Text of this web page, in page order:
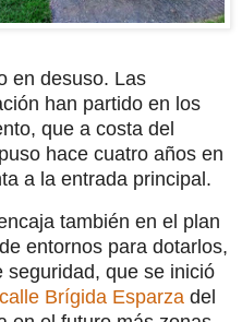
en desuso. Las
han partido en los
que a costa del
hace cuatro años en
a la entrada principal.
también en el plan
entornos para dotarlos,
seguridad, que se inició
Brígida Esparza del